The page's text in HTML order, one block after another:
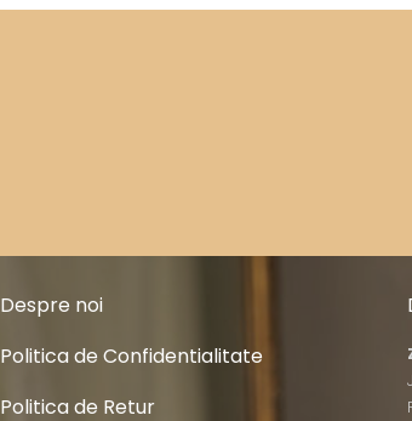
Despre noi
Politica de Confidentialitate
Politica de Retur